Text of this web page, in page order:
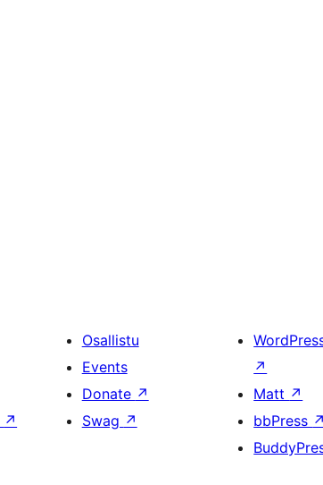
↗
Osallistu
Events
Donate ↗
Swag ↗
↗
Matt ↗
bbPress ↗